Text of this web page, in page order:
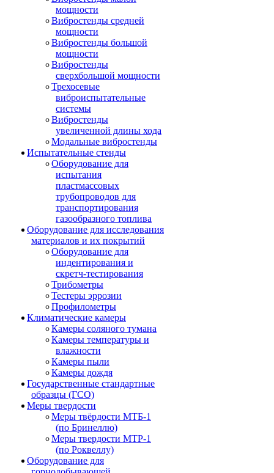
мощности
Вибростенды средней
мощности
Вибростенды большой
мощности
Вибростенды
сверхбольшой мощности
Трехосевые
виброиспытательные
системы
Вибростенды
увеличенной длины хода
Модальные вибростенды
Испытательные стенды
Оборудование для
испытания
пластмассовых
трубопроводов для
транспортирования
газообразного топлива
Оборудование для исследования
материалов и их покрытий
Оборудование для
индентирования и
скретч-тестирования
Трибометры
Тестеры эррозии
Профилометры
Климатические камеры
Камеры соляного тумана
Камеры температуры и
влажности
Камеры пыли
Камеры дождя
Государственные стандартные
образцы (ГСО)
Меры твердости
Меры твёрдости МТБ-1
(по Бринеллю)
Меры твердости МТР-1
(по Роквеллу)
Оборудование для